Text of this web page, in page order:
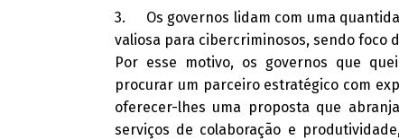
3. Os governos lidam com uma
valiosa para cibercriminosos, sendo foco
Por esse motivo, os governos que
procurar um parceiro estratégico com
oferecer-lhes uma proposta que
serviços de colaboração e